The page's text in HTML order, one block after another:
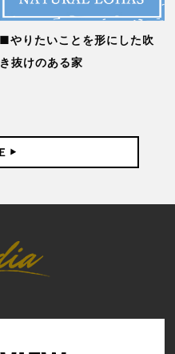
やりたいことを形にした吹
き抜けのある家